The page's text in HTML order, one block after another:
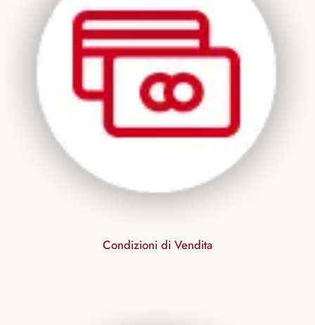
Condizioni di Vendita